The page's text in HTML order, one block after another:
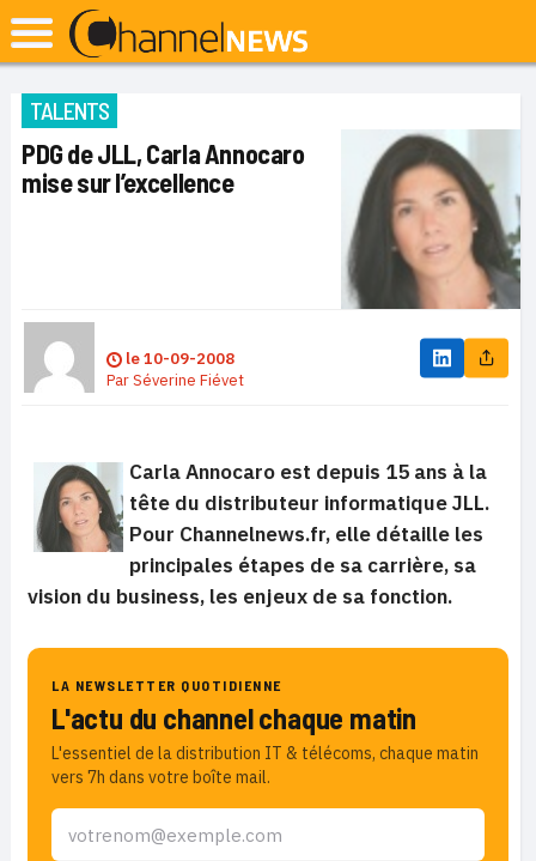
TALENTS
PDG de JLL, Carla Annocaro
mise sur l’excellence
le10-09-2008
ParSéverine Fiévet
Carla Annocaro est depuis 15 ans à la
tête du distributeur informatique JLL.
Pour Channelnews.fr, elle détaille les
principales étapes de sa carrière, sa
vision du business, les enjeux de sa fonction.
LA NEWSLETTER QUOTIDIENNE
L'actu du channel chaque matin
L'essentiel de la distribution IT & télécoms, chaque matin
vers 7h dans votre boîte mail.